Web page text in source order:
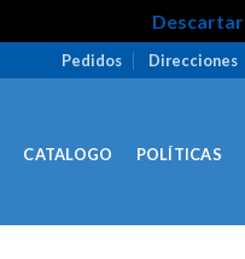
Descartar
Pedidos Direcciones
CATALOGO POLÍTICAS